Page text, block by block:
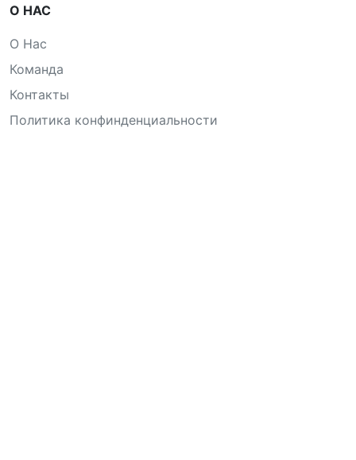
О НАС
О Нас
Команда
Контакты
Политика конфинденциальности